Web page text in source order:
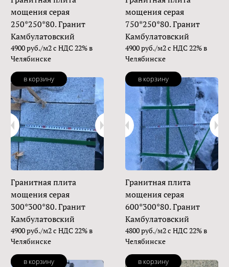
мощения серая
250*250*80. Гранит
Камбулатовский
4900 руб./м2 с НДС 22% в
Челябинске
в корзину
мощения серая
750*250*80. Гранит
Камбулатовский
4900 руб./м2 с НДС 22% в
Челябинске
в корзину
Гранитная плита
мощения серая
300*300*80. Гранит
Камбулатовский
4900 руб./м2 с НДС 22% в
Челябинске
в корзину
Гранитная плита
мощения серая
600*300*80. Гранит
Камбулатовский
4800 руб./м2 с НДС 22% в
Челябинске
в корзину